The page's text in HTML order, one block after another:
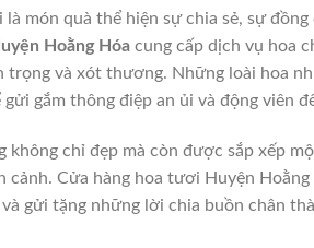
món quà thể hiện sự chia sẻ, sự
Hoằng Hóa cung cấp dịch vụ hoa
và xót thương. Những loài hoa
gắm thông điệp an ủi và động viên
không chỉ đẹp mà còn được sắp xếp
cảnh. Cửa hàng hoa tươi Huyện
gửi tặng những lời chia buồn chân